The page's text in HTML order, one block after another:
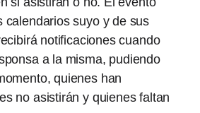
calendarios suyo y de sus
notificaciones cuando
a la misma, pudiendo
quienes han
no asistirán y quienes faltan